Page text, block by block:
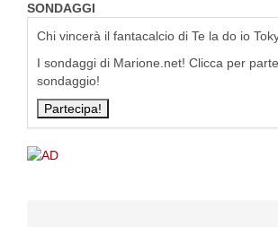
SONDAGGI
Chi vincerà il fantacalcio di Te la do io
I sondaggi di Marione.net! Clicca per
sondaggio!